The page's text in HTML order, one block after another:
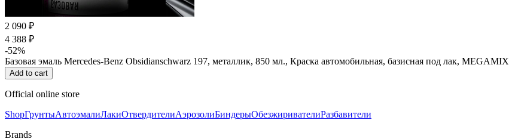
2 090 ₽
4 388 ₽
-52%
Базовая эмаль Mercedes-Benz Obsidianschwarz 197, металлик, 850 мл., Краска автомобильная, базисная под лак, MEGAMIX
Add to cart
Official online store
ShopГрунтыАвтоэмалиЛакиОтвердителиАэрозолиБиндерыОбезжиривателиРазбавители
Brands